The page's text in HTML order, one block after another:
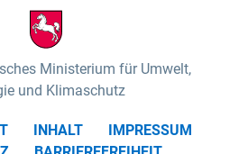
Ministerium für Umwelt,
und Klimaschutz
INHALT
IMPRESSUM